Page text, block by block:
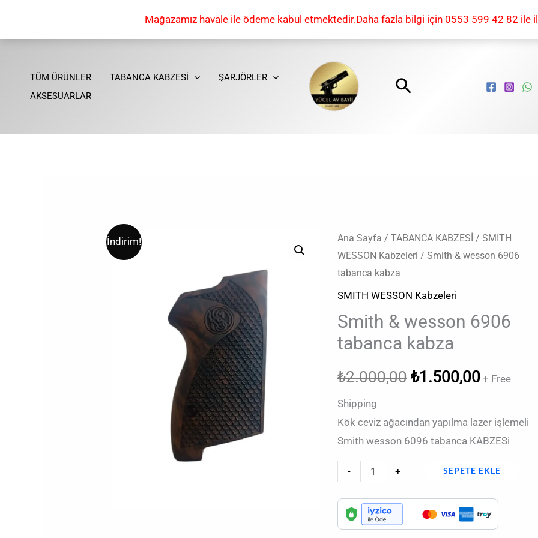
Mağazamız havale ile ödeme kabul etmektedir.Daha fazla bilgi için 0553 599 42 82
TÜM ÜRÜNLER TABANCA KABZESİ
ŞARJÖRLER
AKSESUARLAR
Arama
İndirim! Ana Sayfa / TABANCA KABZESİ / SMITH
WESSON Kabzeleri / Smith & wesson 6906
tabanca kabza
SMITH WESSON Kabzeleri
Smith & wesson 6906
tabanca kabza
₺2.000,00
Orijinal
₺2.000,00.
₺1.500,00
Şu
+ Free
Shipping
Kök ceviz ağacından yapılma lazer işlemeli
Smith wesson 6096 tabanca KABZESi
-
Smith
&
wesson
6906
tabanca
kabza
adet
+ SEPETE EKLE